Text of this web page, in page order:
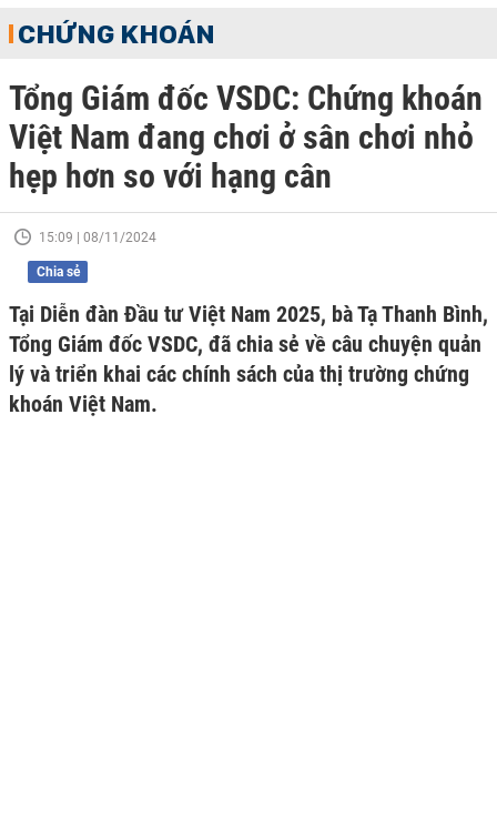
CHỨNG KHOÁN
Tổng Giám đốc VSDC: Chứng khoán
Việt Nam đang chơi ở sân chơi nhỏ
hẹp hơn so với hạng cân
15:09 | 08/11/2024
Chia sẻ
Tại Diễn đàn Đầu tư Việt Nam 2025, bà Tạ Thanh Bình,
Tổng Giám đốc VSDC, đã chia sẻ về câu chuyện quản
lý và triển khai các chính sách của thị trường chứng
khoán Việt Nam.